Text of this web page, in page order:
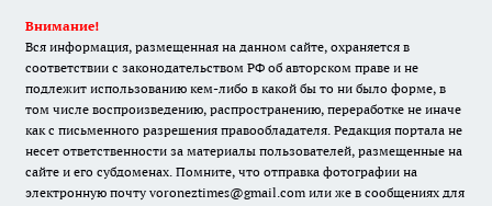
Внимание!
Вся информация, размещенная на данном сайте, охраняется в
соответствии с законодательством РФ об авторском праве и не
подлежит использованию кем-либо в какой бы то ни было форме, в
том числе воспроизведению, распространению, переработке не иначе
как с письменного разрешения правообладателя. Редакция портала не
несет ответственности за материалы пользователей, размещенные на
сайте и его субдоменах. Помните, что отправка фотографии на
электронную почту voroneztimes@gmail.com или же в сообщениях для